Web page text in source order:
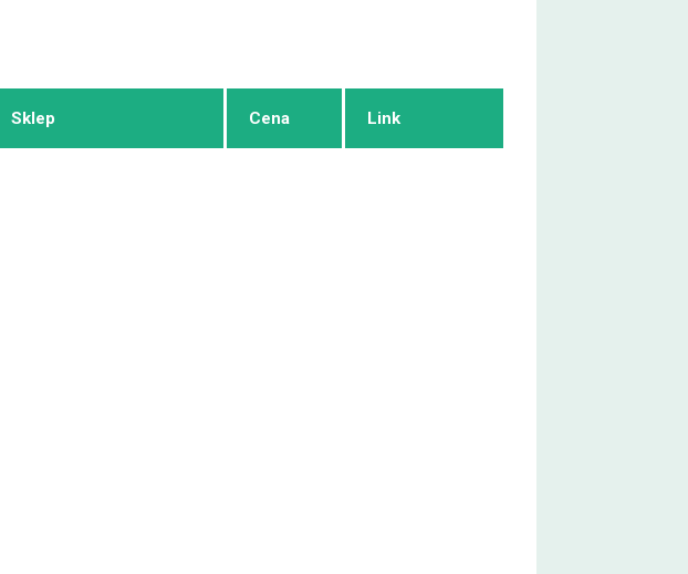
Sklep Cena Link